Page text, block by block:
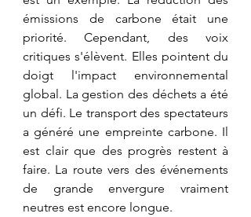
émissions de carbone était une
priorité. Cependant, des voix
critiques s'élèvent. Elles pointent du
doigt l'impact environnemental
global. La gestion des déchets a été
un défi. Le transport des spectateurs
a généré une empreinte carbone. Il
est clair que des progrès restent à
faire. La route vers des événements
de grande envergure vraiment
neutres est encore longue.